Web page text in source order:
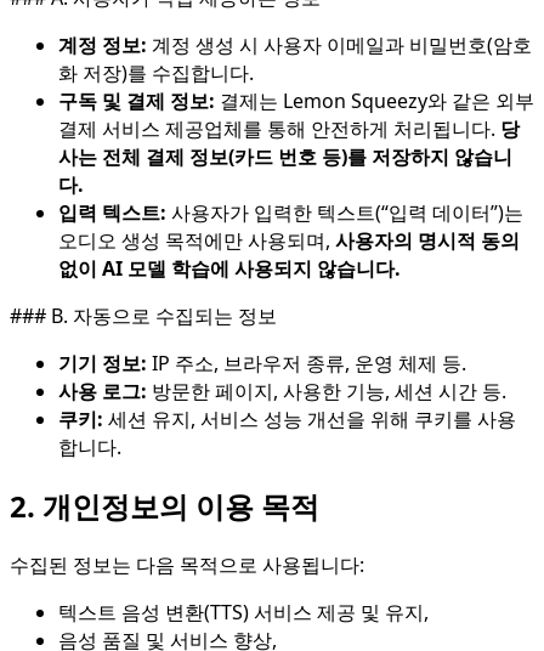
계정 정보: 계정 생성 시 사용자 이메일과 비밀번호(암호
화 저장)를 수집합니다.
구독 및 결제 정보: 결제는 Lemon Squeezy와 같은 외부
결제 서비스 제공업체를 통해 안전하게 처리됩니다. 당
사는 전체 결제 정보(카드 번호 등)를 저장하지 않습니
다.
입력 텍스트: 사용자가 입력한 텍스트(“입력 데이터”)는
오디오 생성 목적에만 사용되며, 사용자의 명시적 동의
없이 AI 모델 학습에 사용되지 않습니다.
### B. 자동으로 수집되는 정보
기기 정보: IP 주소, 브라우저 종류, 운영 체제 등.
사용 로그: 방문한 페이지, 사용한 기능, 세션 시간 등.
쿠키: 세션 유지, 서비스 성능 개선을 위해 쿠키를 사용
합니다.
2. 개인정보의 이용 목적
수집된 정보는 다음 목적으로 사용됩니다:
텍스트 음성 변환(TTS) 서비스 제공 및 유지,
음성 품질 및 서비스 향상,